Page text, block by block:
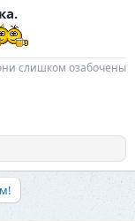
слишком озабочены